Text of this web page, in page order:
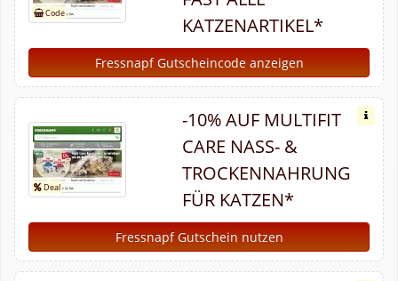
KATZENARTIKEL*
Fressnapf Gutscheincode anzeigen
-10% AUF MULTIFIT
CARE NASS- &
TROCKENNAHRUNG
FÜR KATZEN*
Fressnapf Gutschein nutzen